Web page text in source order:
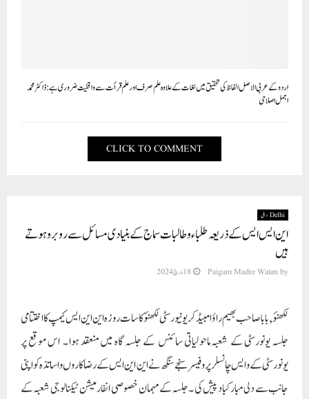
اردو کے عربی الاصل الفاظ کی تحقیق میں لغات کے علاوہ علم صرف اور علم قرأت سے واقفیت ضروری ہے: ڈاکٹر محمد
اجمل اصلاحی
CLICK TO COMMENT
Delhi دہلی
این ایس ایس کے ذریعہ طلباء و طالبات سماج کے بنیادی مسائل سے روبرو ہوتے
ہیں
by
Paigam Madre Watan 18 مارچ 2024
لکھنؤ , بابا صاحب بھیم راؤ امبیڈکر یو نیورسٹی لکھنؤ کا سات روزہ این این ایس کیمپ کا اختتامی
جلسہ یونورسٹی کے شعبہ ماحولیاتی سائنس کے جلسہ گاہ میں منعقد ہوا ۔ اس موقع پر
یونورسٹی کے وایس چانسلر پروفیسر سنجے سنگھ نے این این ایس کے رضا کاروں و اساتذہ کو اپنی
جانب سے دلی مبارکباد پیش کی ۔جلسہ کے مہمان خصوصی انفارمیشن ٹیکنالوجی شعبہ کے